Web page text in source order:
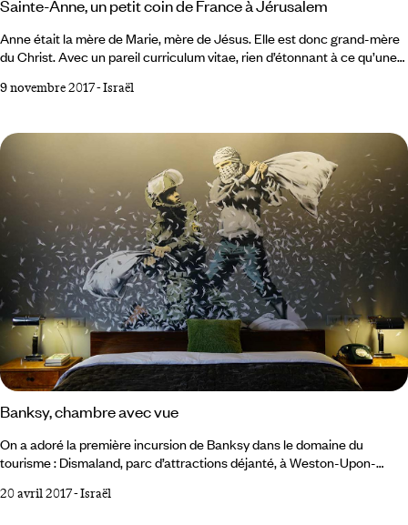
Sainte-Anne, un petit coin de France à Jérusalem
Anne était la mère de Marie, mère de Jésus. Elle est donc grand-mère
du Christ. Avec un pareil curriculum vitae, rien d’étonnant à ce qu’une
acoustique est telle que toutes les grandes voix du monde rêvent d’y
tour de l’église Sainte-Anne flotte un drapeau tricolore.
9 novembre 2017-Israël
Banksy, chambre avec vue
On a adoré la première incursion de Banksy dans le domaine du
tourisme : Dismaland, parc d’attractions déjanté, à Weston-Upon-
nos sociétés modernes, des crises environnementales aux crises
20 avril 2017-Israël